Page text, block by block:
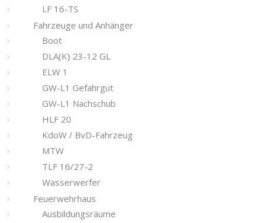
LF 16-TS
Fahrzeuge und Anhänger
Boot
DLA(K) 23-12 GL
ELW 1
GW-L1 Gefahrgut
GW-L1 Nachschub
HLF 20
KdoW / BvD-Fahrzeug
MTW
TLF 16/27-2
Wasserwerfer
Feuerwehrhaus
Ausbildungsräume